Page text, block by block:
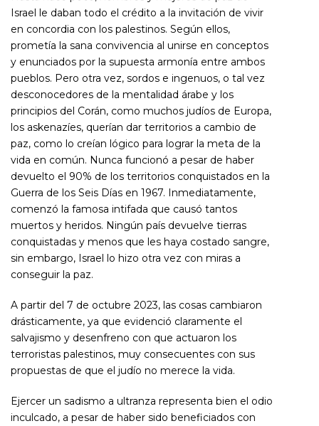
Israel le daban todo el crédito a la invitación de vivir
en concordia con los palestinos. Según ellos,
prometía la sana convivencia al unirse en conceptos
y enunciados por la supuesta armonía entre ambos
pueblos. Pero otra vez, sordos e ingenuos, o tal vez
desconocedores de la mentalidad árabe y los
principios del Corán, como muchos judíos de Europa,
los askenazíes, querían dar territorios a cambio de
paz, como lo creían lógico para lograr la meta de la
vida en común. Nunca funcionó a pesar de haber
devuelto el 90% de los territorios conquistados en la
Guerra de los Seis Días en 1967. Inmediatamente,
comenzó la famosa intifada que causó tantos
muertos y heridos. Ningún país devuelve tierras
conquistadas y menos que les haya costado sangre,
sin embargo, Israel lo hizo otra vez con miras a
conseguir la paz.
A partir del 7 de octubre 2023, las cosas cambiaron
drásticamente, ya que evidenció claramente el
salvajismo y desenfreno con que actuaron los
terroristas palestinos, muy consecuentes con sus
propuestas de que el judío no merece la vida.
Ejercer un sadismo a ultranza representa bien el odio
inculcado, a pesar de haber sido beneficiados con